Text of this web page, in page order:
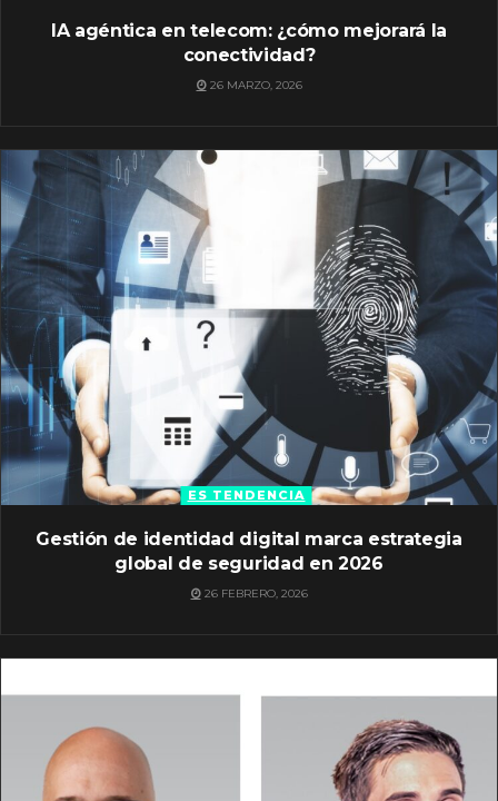
IA agéntica en telecom: ¿cómo mejorará la
conectividad?
26 MARZO, 2026
ES TENDENCIA
Gestión de identidad digital marca estrategia
global de seguridad en 2026
26 FEBRERO, 2026